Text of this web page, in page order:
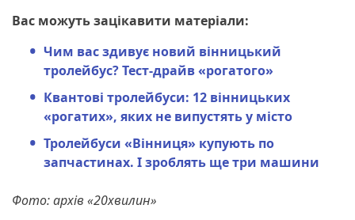
Вас можуть зацікавити матеріали:
Чим вас здивує новий вінницький
тролейбус? Тест-драйв «рогатого»
Квантові тролейбуси: 12 вінницьких
«рогатих», яких не випустять у місто
Тролейбуси «Вінниця» купують по
запчастинах. І зроблять ще три машини
Фото: архів «20хвилин»